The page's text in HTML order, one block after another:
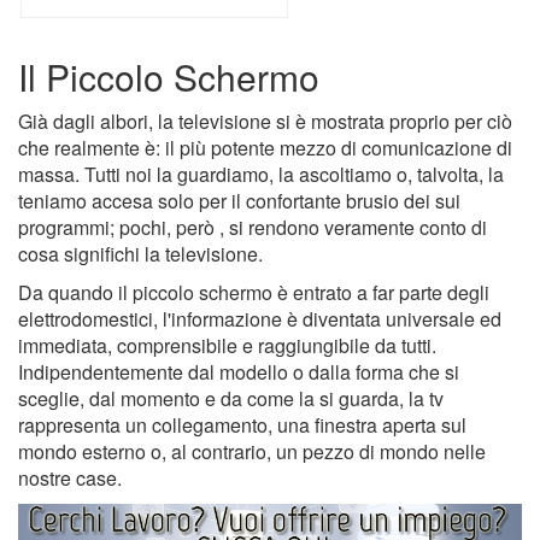
Il Piccolo Schermo
Già dagli albori, la televisione si è mostrata proprio per ciò
che realmente è: il più potente mezzo di comunicazione di
massa. Tutti noi la guardiamo, la ascoltiamo o, talvolta, la
teniamo accesa solo per il confortante brusio dei sui
programmi; pochi, però , si rendono veramente conto di
cosa significhi la televisione.
Da quando il piccolo schermo è entrato a far parte degli
elettrodomestici, l'informazione è diventata universale ed
immediata, comprensibile e raggiungibile da tutti.
Indipendentemente dal modello o dalla forma che si
sceglie, dal momento e da come la si guarda, la tv
rappresenta un collegamento, una finestra aperta sul
mondo esterno o, al contrario, un pezzo di mondo nelle
nostre case.